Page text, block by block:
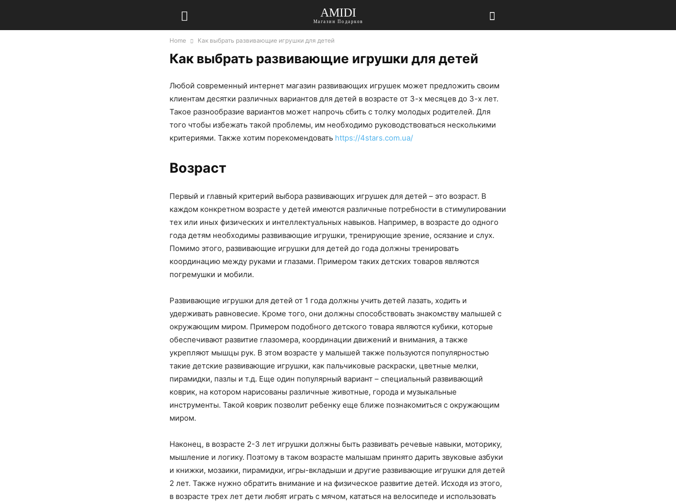
AMIDI
Магазин Подарков
Home Как выбрать развивающие игрушки для детей
Как выбрать развивающие игрушки для детей
Любой современный интернет магазин развивающих игрушек может предложить своим
клиентам десятки различных вариантов для детей в возрасте от 3-х месяцев до 3-х лет.
Такое разнообразие вариантов может напрочь сбить с толку молодых родителей. Для
того чтобы избежать такой проблемы, им необходимо руководствоваться несколькими
критериями. Также хотим порекомендовать https://4stars.com.ua/
Возраст
Первый и главный критерий выбора развивающих игрушек для детей – это возраст. В
каждом конкретном возрасте у детей имеются различные потребности в стимулировании
тех или иных физических и интеллектуальных навыков. Например, в возрасте до одного
года детям необходимы развивающие игрушки, тренирующие зрение, осязание и слух.
Помимо этого, развивающие игрушки для детей до года должны тренировать
координацию между руками и глазами. Примером таких детских товаров являются
погремушки и мобили.
Развивающие игрушки для детей от 1 года должны учить детей лазать, ходить и
удерживать равновесие. Кроме того, они должны способствовать знакомству малышей с
окружающим миром. Примером подобного детского товара являются кубики, которые
обеспечивают развитие глазомера, координации движений и внимания, а также
укрепляют мышцы рук. В этом возрасте у малышей также пользуются популярностью
такие детские развивающие игрушки, как пальчиковые раскраски, цветные мелки,
пирамидки, пазлы и т.д. Еще один популярный вариант – специальный развивающий
коврик, на котором нарисованы различные животные, города и музыкальные
инструменты. Такой коврик позволит ребенку еще ближе познакомиться с окружающим
миром.
Наконец, в возрасте 2-3 лет игрушки должны быть развивать речевые навыки, моторику,
мышление и логику. Поэтому в таком возрасте малышам принято дарить звуковые азбуки
и книжки, мозаики, пирамидки, игры-вкладыши и другие развивающие игрушки для детей
2 лет. Также нужно обратить внимание и на физическое развитие детей. Исходя из этого,
в возрасте трех лет дети любят играть с мячом, кататься на велосипеде и использовать